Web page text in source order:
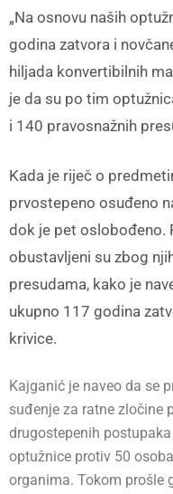
„Na osnovu naših
godina zatvora i
hiljada konvertibilnih
je da su po tim
i 140 pravosnažnih
Kada je riječ o
prvostepeno osuđeno
dok je pet oslobođeno.
obustavljeni su zbog
presudama, kako je
ukupno 117 godina
krivice.
Kajganić je naveo da se
suđenje za ratne zločine
drugostepenih
optužnice protiv 50
organima. Tokom prošle